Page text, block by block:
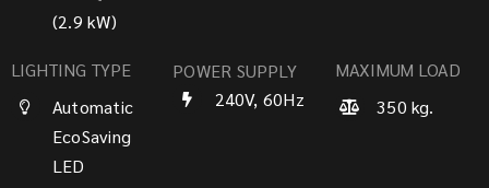
(2.9 kW)
LIGHTING TYPE
Automatic
EcoSaving
LED
POWER SUPPLY
240V, 60Hz
MAXIMUM LOAD
350 kg.